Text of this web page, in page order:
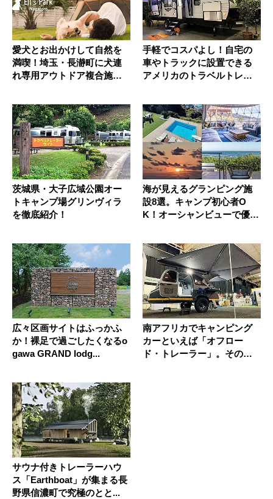
愛犬とお出かけして自然を
満喫！埼玉・長瀞町に犬連
れ専用アウトドア複合施設
手軽でコスパよし！自宅の
車やトラックに設置できる
アメリカのトラベルトレー
茨城県・大子広域公園オー
トキャンプ場グリンヴィラ
を徹底紹介！
海が見えるグランピング施
設8選。キャンプ初心者O
K！オーシャンビューで優雅
広々区画サイトはふっかふ
か！裸足で過ごしたくなるo
gawa GRAND lodg...
南アフリカでキャンピング
カーといえば「オフロー
ド・トレーラー」。その理
サウナ付きトレーラーハウ
ス「Earthboat」が集まる長
野県信濃町で究極のとと...